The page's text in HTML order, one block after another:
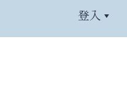
登入